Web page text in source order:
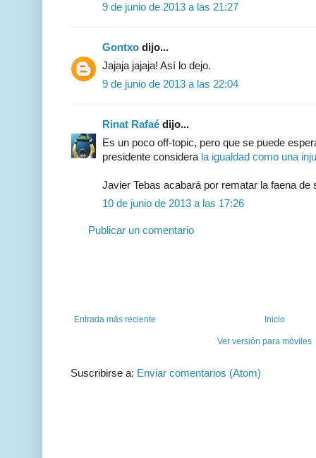
9 de junio de 2013 a las 21:27
Gontxo dijo...
Jajaja jajaja! Así lo dejo.
9 de junio de 2013 a las 22:04
Rinat Rafaé dijo...
Es un poco off-topic, pero que se puede
presidente considera la igualdad como una
Javier Tebas acabará por rematar la faena de
10 de junio de 2013 a las 17:26
Publicar un comentario
Entrada más reciente Inicio
Ver versión para móviles
Suscribirse a: Enviar comentarios (Atom)